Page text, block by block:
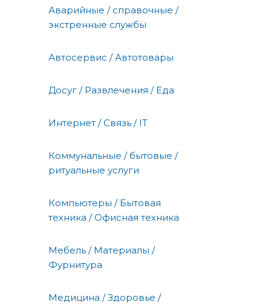
Аварийные / справочные /
экстренные службы
Автосервис / Автотовары
Досуг / Развлечения / Еда
Интернет / Связь / IT
Коммунальные / бытовые /
ритуальные услуги
Компьютеры / Бытовая
техника / Офисная техника
Мебель / Материалы /
Фурнитура
Медицина / Здоровье /